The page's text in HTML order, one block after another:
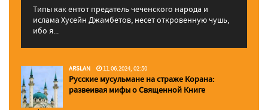
Типы как ентот предатель чеченского народа и
ислама Хусейн Джамбетов, несет откровенную чушь,
ибо я...
ARSLAN 11.06.2024, 02:50
Русские мусульмане на страже Корана:
pазвеивая мифы о Священной Книге